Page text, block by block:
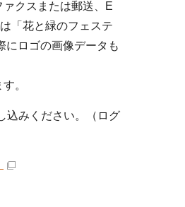
クスまたは郵送、E
「花と緑のフェステ
にロゴの画像データも
。
込みください。（ログ